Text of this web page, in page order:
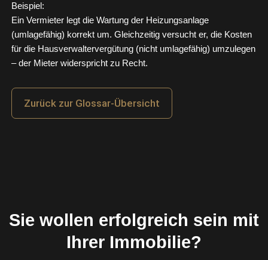
Beispiel:
Ein Vermieter legt die Wartung der Heizungsanlage
(umlagefähig) korrekt um. Gleichzeitig versucht er, die Kosten
für die Hausverwaltervergütung (nicht umlagefähig) umzulegen
– der Mieter widerspricht zu Recht.
Zurück zur Glossar-Übersicht
Sie wollen erfolgreich sein mit
Ihrer Immobilie?